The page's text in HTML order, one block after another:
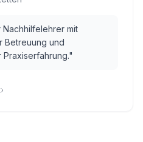
Nachhilfelehrer mit
Betreuung und
Praxiserfahrung."